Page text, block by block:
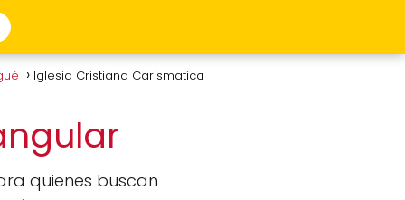
Iglesia Cristiana Carismatica
quienes buscan